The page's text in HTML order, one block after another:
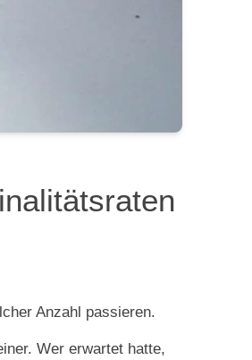
Anzahl passieren.
Wer erwartet hatte,